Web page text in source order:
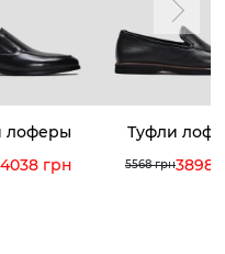
лоферы
4038 грн
Туфли
5568 грн3898